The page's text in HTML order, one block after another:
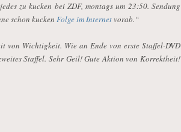
zu kucken bei ZDF, montags um 23:50. Sendung
schon kucken Folge im Internetvorab.“
von Wichtigkeit. Wie an Ende von erste Staffel-DVD
Staffel. Sehr Geil! Gute Aktion von Korrektheit!